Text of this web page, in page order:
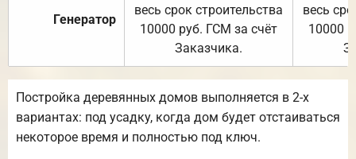
Генератор
весь срок строительства
10000 руб. ГСМ за счёт
Заказчика.
весь
10000
Постройка деревянных домов выполняется в 2-х
вариантах: под усадку, когда дом будет отстаиваться
некоторое время и полностью под ключ.